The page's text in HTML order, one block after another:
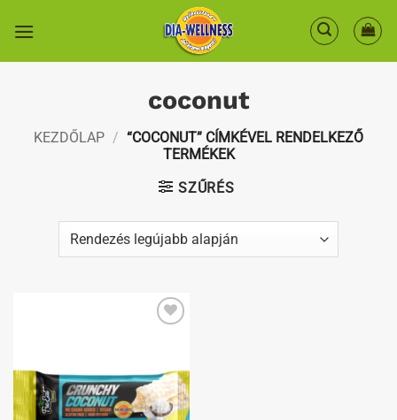
coconut
KEZDŐLAP / “COCONUT” CÍMKÉVEL RENDELKEZŐ
TERMÉKEK
SZŰRÉS